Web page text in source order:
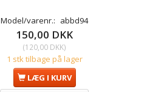
Model/varenr.: abbd94
150,00 DKK
(120,00 DKK)
1 stk tilbage på lager
LÆG I KURV